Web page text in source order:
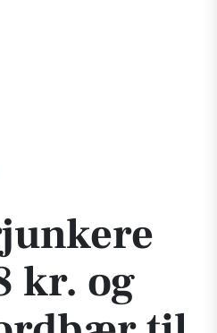
og danske jordbær til 25 kr. hos Spar
kr. og